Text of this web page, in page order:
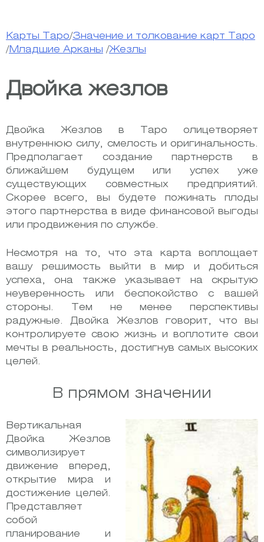
Карты Таро/Значение и толкование карт Таро
/ Младшие Арканы /Жезлы
Двойка жезлов
Двойка Жезлов в Таро олицетворяет
внутреннюю силу, смелость и оригинальность.
Предполагает создание партнерств в
ближайшем будущем или успех уже
существующих совместных предприятий.
Скорее всего, вы будете пожинать плоды
этого партнерства в виде финансовой выгоды
или продвижения по службе.
Несмотря на то, что эта карта воплощает
вашу решимость выйти в мир и добиться
успеха, она также указывает на скрытую
неуверенность или беспокойство с вашей
стороны. Тем не менее перспективы
радужные. Двойка Жезлов говорит, что вы
контролируете свою жизнь и воплотите свои
мечты в реальность, достигнув самых высоких
целей.
В прямом значении
Вертикальная
Двойка Жезлов
символизирует
движение вперед,
открытие мира и
достижение целей.
Представляет
собой
планирование и